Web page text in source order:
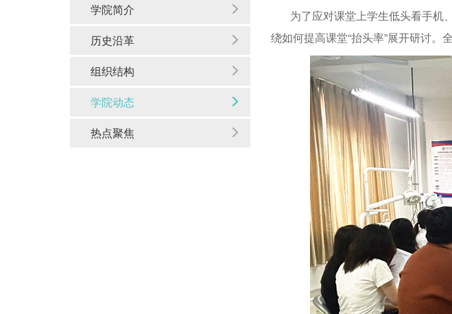
学院简介
历史沿革
组织结构
学院动态
热点聚焦
为了应对课堂上学生低头看手机
绕如何提高课堂“抬头率”展开研讨。